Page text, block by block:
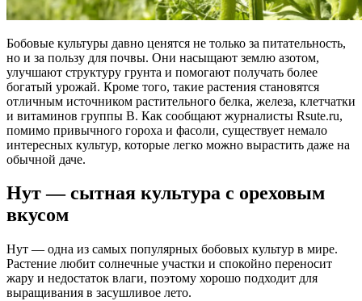
Бобовые культуры давно ценятся не только за питательность,
но и за пользу для почвы. Они насыщают землю азотом,
улучшают структуру грунта и помогают получать более
богатый урожай. Кроме того, такие растения становятся
отличным источником растительного белка, железа, клетчатки
и витаминов группы B. Как сообщают журналисты Rsute.ru,
помимо привычного гороха и фасоли, существует немало
интересных культур, которые легко можно вырастить даже на
обычной даче.
Нут — сытная культура с ореховым
вкусом
Нут — одна из самых популярных бобовых культур в мире.
Растение любит солнечные участки и спокойно переносит
жару и недостаток влаги, поэтому хорошо подходит для
выращивания в засушливое лето.